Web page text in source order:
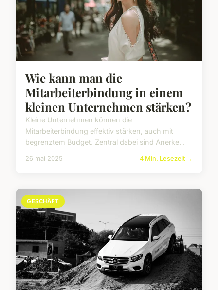
Wie kann man die
Mitarbeiterbindung in einem
kleinen Unternehmen stärken?
Kleine Unternehmen können die
Mitarbeiterbindung effektiv stärken, auch mit
begrenztem Budget. Zentral dabei sind Anerke...
26 mai 2025 4 Min. Lesezeit →
GESCHÄFT